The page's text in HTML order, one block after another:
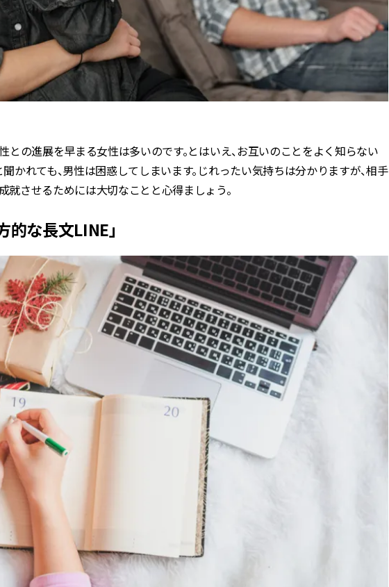
との進展を早まる女性は多いのです。とはいえ、お互いのことをよく知らない
かれても、男性は困惑してしまいます。じれったい気持ちは分かりますが、相手
就させるためには大切なことと心得ましょう。
的な長文LINE」